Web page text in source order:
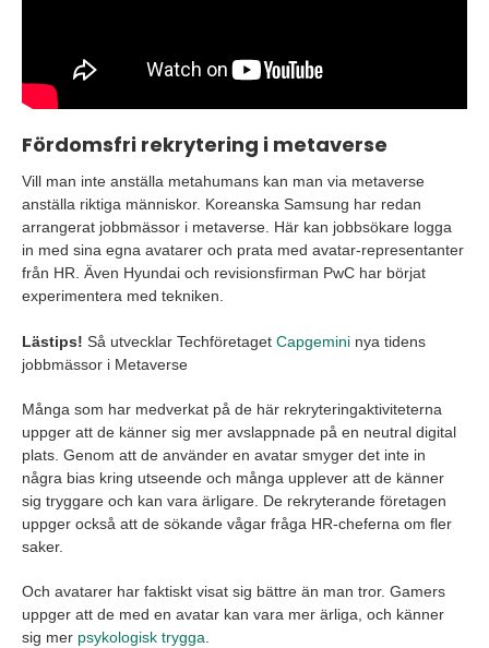
Fördomsfri rekrytering i metaverse
Vill man inte anställa metahumans kan man via metaverse
anställa riktiga människor. Koreanska Samsung har redan
arrangerat jobbmässor i metaverse. Här kan jobbsökare logga
in med sina egna avatarer och prata med avatar-representanter
från HR. Även Hyundai och revisionsfirman PwC har börjat
experimentera med tekniken.
Lästips! Så utvecklar Techföretaget Capgemini nya tidens
jobbmässor i Metaverse
Många som har medverkat på de här rekryteringaktiviteterna
uppger att de känner sig mer avslappnade på en neutral digital
plats. Genom att de använder en avatar smyger det inte in
några bias kring utseende och många upplever att de känner
sig tryggare och kan vara ärligare. De rekryterande företagen
uppger också att de sökande vågar fråga HR-cheferna om fler
saker.
Och avatarer har faktiskt visat sig bättre än man tror. Gamers
uppger att de med en avatar kan vara mer ärliga, och känner
sig mer psykologisk trygga.